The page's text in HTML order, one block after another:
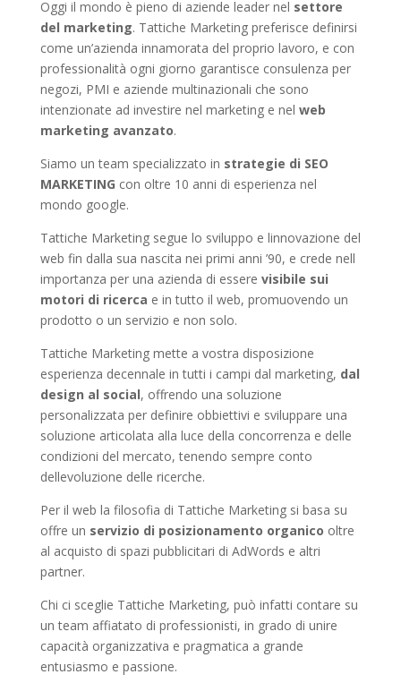
Oggi il mondo è pieno di aziende leader nel settore
del marketing. Tattiche Marketing preferisce definirsi
come un’azienda innamorata del proprio lavoro, e con
professionalità ogni giorno garantisce consulenza per
negozi, PMI e aziende multinazionali che sono
intenzionate ad investire nel marketing e nel web
marketing avanzato.
Siamo un team specializzato in strategie di SEO
MARKETING con oltre 10 anni di esperienza nel
mondo google.
Tattiche Marketing segue lo sviluppo e linnovazione del
web fin dalla sua nascita nei primi anni ’90, e crede nell
importanza per una azienda di essere visibile sui
motori di ricerca e in tutto il web, promuovendo un
prodotto o un servizio e non solo.
Tattiche Marketing mette a vostra disposizione
esperienza decennale in tutti i campi dal marketing, dal
design al social, offrendo una soluzione
personalizzata per definire obbiettivi e sviluppare una
soluzione articolata alla luce della concorrenza e delle
condizioni del mercato, tenendo sempre conto
dellevoluzione delle ricerche.
Per il web la filosofia di Tattiche Marketing si basa su
offre un servizio di posizionamento organico oltre
al acquisto di spazi pubblicitari di AdWords e altri
partner.
Chi ci sceglie Tattiche Marketing, può infatti contare su
un team affiatato di professionisti, in grado di unire
capacità organizzativa e pragmatica a grande
entusiasmo e passione.